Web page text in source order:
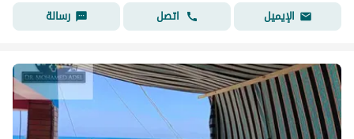
الإيميل
اتصل رسالة